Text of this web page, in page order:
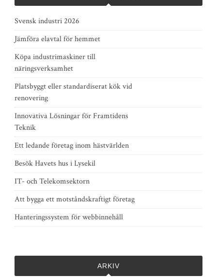
Svensk industri 2026
Jämföra elavtal för hemmet
Köpa industrimaskiner till
näringsverksamhet
Platsbyggt eller standardiserat kök vid
renovering
Innovativa Lösningar för Framtidens
Teknik
Ett ledande företag inom hästvärlden
Besök Havets hus i Lysekil
IT- och Telekomsektorn
Att bygga ett motståndskraftigt företag
Hanteringssystem för webbinnehåll
ARKIV